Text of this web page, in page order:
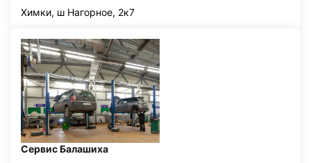
Химки, ш Нагорное, 2к7
Сервис Балашиха